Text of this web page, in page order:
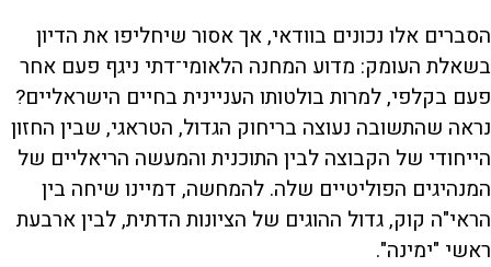
הסברים אלו נכונים בוודאי, אך אסור שיחליפו את הדיון
בשאלת העומק: מדוע המחנה הלאומי־דתי ניגף פעם אחר
פעם בקלפי, למרות בולטותו העניינית בחיים הישראליים?
נראה שהתשובה נעוצה בריחוק הגדול, הטראגי, שבין החזון
הייחודי של הקבוצה לבין התוכנית והמעשה הריאליים של
המנהיגים הפוליטיים שלה. להמחשה, דמיינו שיחה בין
הראי"ה קוק, גדול ההוגים של הציונות הדתית, לבין ארבעת
ראשי "ימינה".